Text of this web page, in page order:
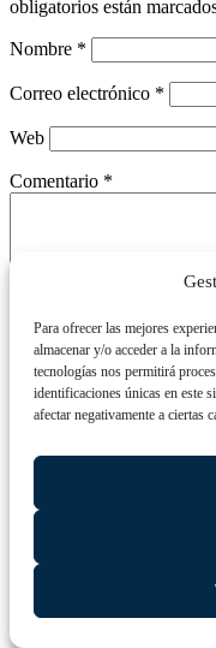
Para ofrecer las mejores
almacenar y/o acceder a la
tecnologías nos permitirá
identificaciones únicas en este
afectar negativamente a ciertas
obligatorios están
Nombre *
Correo electrónico *
Web
Comentario *
Este @ño*